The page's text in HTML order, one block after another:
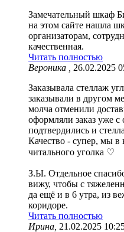
Замечательный шкаф
на этом сайте нашла
организаторам,
качественная.
Читать полностью
Вероника ,
26.02.2025
Заказывала стеллаж
заказывали в другом
молча отменили
оформляли заказ уже
подтвердились и
Качество - супер, мы в
читального уголка ♡
З.Ы. Отдельное
вижу, чтобы с
да ещё и в 6 утра, из
коридоре.
Читать полностью
Ирина, 21.02.2025